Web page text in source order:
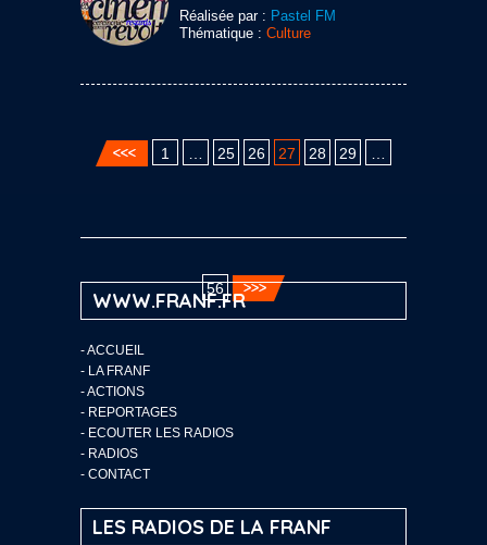
Réalisée par : Pastel FM
Thématique : Culture
1 25 26 27 28 29
56
WWW.FRANF.FR
-ACCUEIL
- LA FRANF
-ACTIONS
- REPORTAGES
- ECOUTER LES RADIOS
- RADIOS
- CONTACT
LES RADIOS DE LA FRANF